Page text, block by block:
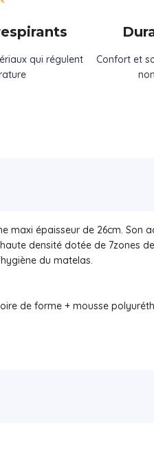
qui régulent
Confort et
maxi épaisseur de 26cm. Son
densité dotée de 7zones
du matelas.
de forme + mousse